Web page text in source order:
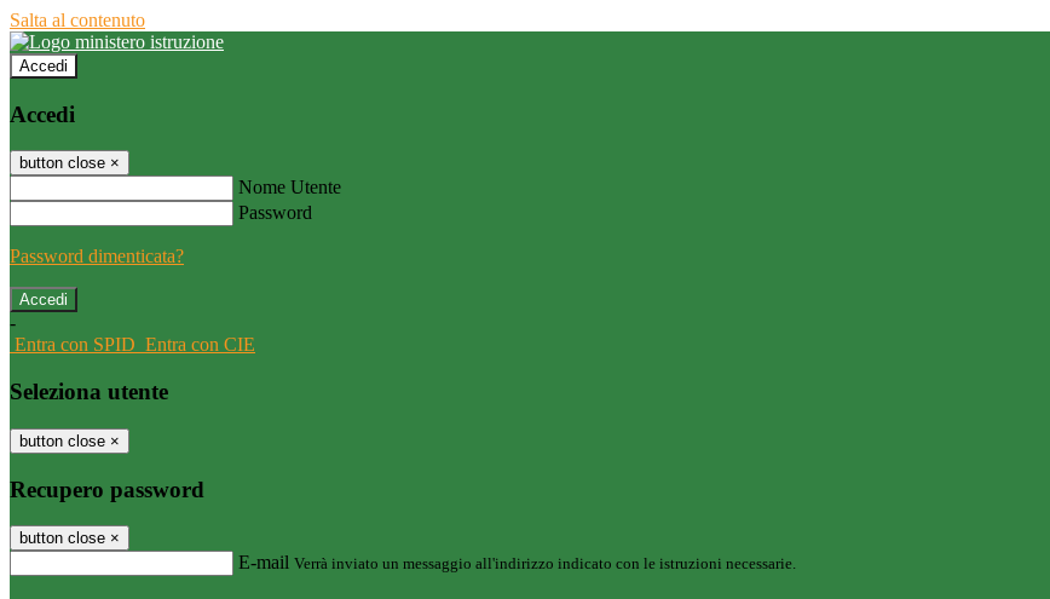
Salta al contenuto
Accedi
Accedi
button close ×
Nome Utente
Password
Password dimenticata?
-
Entra con SPID Entra con CIE
Seleziona utente
button close ×
Recupero password
button close ×
E-mail Verrà inviato un messaggio all'indirizzo indicato con le istruzioni necessarie.